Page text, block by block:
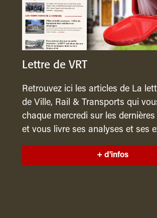
Lettre de VRT
Retrouvez ici les articles de La
de Ville, Rail & Transports qui
chaque mercredi sur les
et vous livre ses analyses et ses
+ d'infos